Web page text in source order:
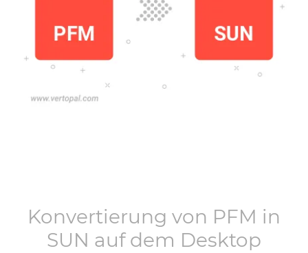
Konvertierung von PFM in
SUN auf dem Desktop